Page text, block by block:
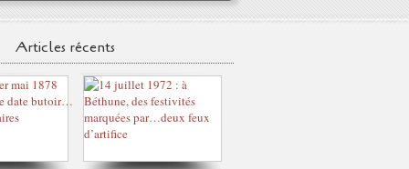
Articles récents